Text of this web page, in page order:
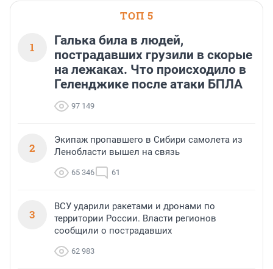
ТОП 5
1
Галька била в людей,
пострадавших грузили в скорые
на лежаках. Что происходило в
Геленджике после атаки БПЛА
97 149
2
Экипаж пропавшего в Сибири самолета из
Ленобласти вышел на связь
65 346 61
3
ВСУ ударили ракетами и дронами по
территории России. Власти регионов
сообщили о пострадавших
62 983